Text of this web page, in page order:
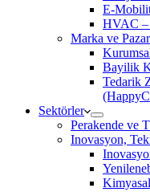
E-
HVAC –
Marka ve
Bayilik
Tedarik
Sektörler
Perakende ve
Inovasyon,